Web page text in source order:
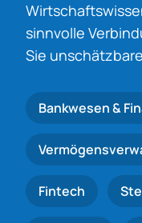
sinnvolle
Sie
Bankwesen &
Fintech